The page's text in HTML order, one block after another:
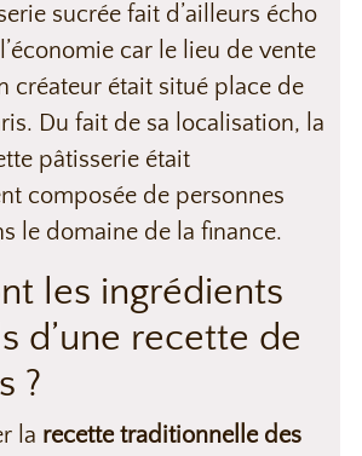
sucrée fait d’ailleurs écho
car le lieu de vente
créateur était situé place de
Du fait de sa localisation, la
pâtisserie était
composée de personnes
le domaine de la finance.
les ingrédients
d’une recette de
?
la recette traditionnelle des